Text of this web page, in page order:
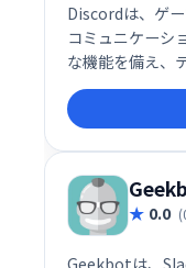
Discordは、ゲ
コミュニケーシ
な機能を備え、
ビデオ通話に
間との交流に最
で、手軽にグ
めます。世界中
ティに参加する
0.0